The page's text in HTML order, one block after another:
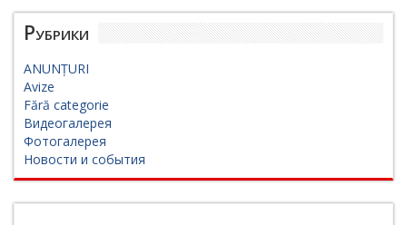
Рубрики
ANUNȚURI
Avize
Fără categorie
Видеогалерея
Фотогалерея
Новости и события